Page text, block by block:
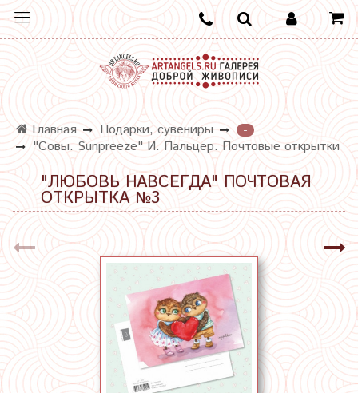
Главная Подарки, сувениры
-
"Совы. Sunpreeze" И. Пальцер. Почтовые открытки
"ЛЮБОВЬ НАВСЕГДА" ПОЧТОВАЯ
ОТКРЫТКА №3